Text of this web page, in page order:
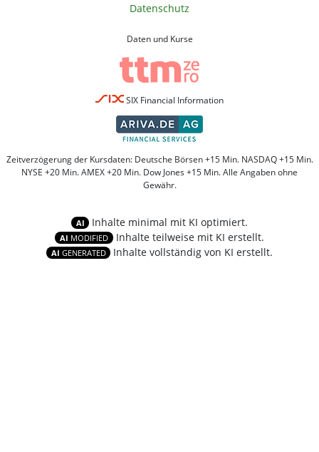
Datenschutz
Daten und Kurse
SIX Financial Information
Zeitverzögerung der Kursdaten: Deutsche Börsen +15 Min. NASDAQ +15 Min.
NYSE +20 Min. AMEX +20 Min. Dow Jones +15 Min. Alle Angaben ohne
Gewähr.
AI Inhalte minimal mit KI optimiert.
AI MODIFIED Inhalte teilweise mit KI erstellt.
AI GENERATED Inhalte vollständig von KI erstellt.